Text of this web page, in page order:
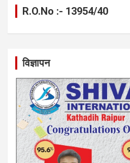
R.O.No :- 13954/40
विज्ञापन